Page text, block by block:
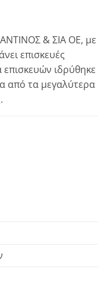
& ΣΙΑ ΟΕ, με
επισκευές
ιδρύθηκε
από τα μεγαλύτερα